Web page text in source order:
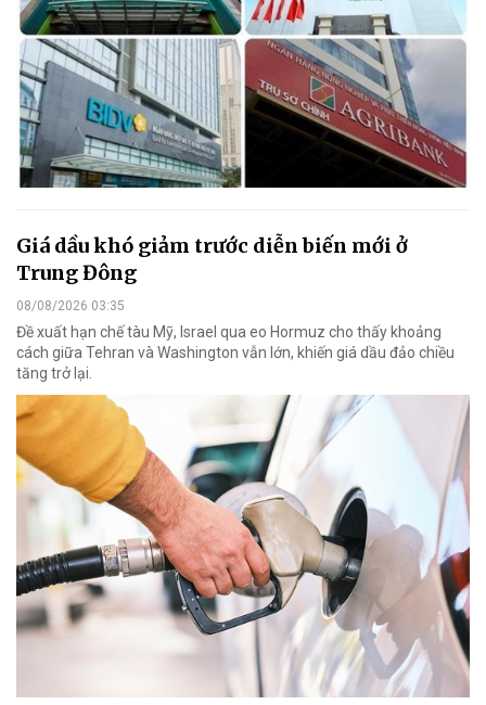
Giá dầu khó giảm trước diễn biến mới ở
Trung Đông
08/08/2026 03:35
Đề xuất hạn chế tàu Mỹ, Israel qua eo Hormuz cho thấy khoảng
cách giữa Tehran và Washington vẫn lớn, khiến giá dầu đảo chiều
tăng trở lại.